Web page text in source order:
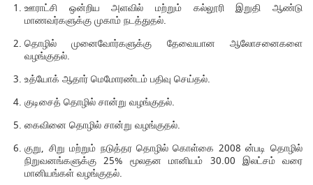
ஊராட்சி ஒன்றிய அளவில் மற்றும் கல்லூரி இறுதி ஆண்டு
மாணவர்களுக்கு முகாம் நடத்துதல்.
தொழில் முனைவோர்களுக்கு தேவையான ஆலோசனைகளை
வழங்குதல்.
உத்யோக் ஆதார் மெமோரண்டம் பதிவு செய்தல்.
குடிசைத் தொழில் சான்று வழங்குதல்.
கைவினை தொழில் சான்று வழங்குதல்.
குறு, சிறு மற்றும் நடுத்தர தொழில் கொள்கை 2008 ன்படி தொழில்
நிறுவனங்களுக்கு 25% மூலதன மானியம் 30.00 இலட்சம் வரை
மானியங்கள் வழங்குதல்.